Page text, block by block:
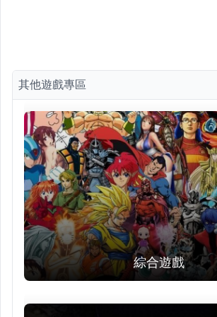
其他遊戲專區
綜合遊戲